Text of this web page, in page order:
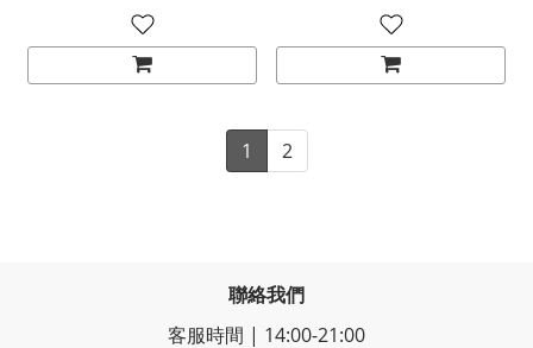
1 2
聯絡我們
客服時間 | 14:00-21:00